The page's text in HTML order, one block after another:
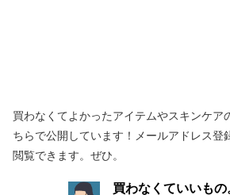
買わなくてよかったアイテムやスキンケア
ちらで公開しています！メールアドレス登
閲覧できます。ぜひ。